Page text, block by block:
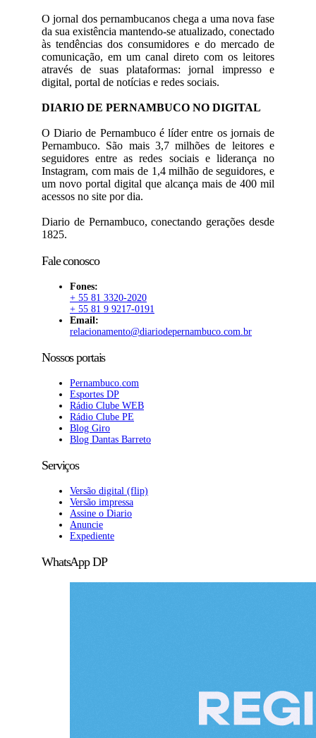
O jornal dos pernambucanos chega a uma nova fase
da sua existência mantendo-se atualizado, conectado
às tendências dos consumidores e do mercado de
comunicação, em um canal direto com os leitores
através de suas plataformas: jornal impresso e
digital, portal de notícias e redes sociais.
DIARIO DE PERNAMBUCO NO DIGITAL
O Diario de Pernambuco é líder entre os jornais de
Pernambuco. São mais 3,7 milhões de leitores e
seguidores entre as redes sociais e liderança no
Instagram, com mais de 1,4 milhão de seguidores, e
um novo portal digital que alcança mais de 400 mil
acessos no site por dia.
Diario de Pernambuco, conectando gerações desde
1825.
Fale conosco
Fones:
+ 55 81 3320-2020
+ 55 81 9 9217-0191
Email:
relacionamento@diariodepernambuco.com.br
Nossos portais
Pernambuco.com
Esportes DP
Rádio Clube WEB
Rádio Clube PE
Blog Giro
Blog Dantas Barreto
Serviços
Versão digital (flip)
Versão impressa
Assine o Diario
Anuncie
Expediente
WhatsApp DP